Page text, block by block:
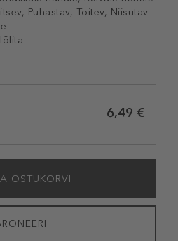
Puhastav, Toitev, Niisutav
6,49 €
OSTUKORVI